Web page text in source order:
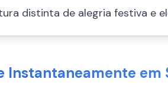
distinta de alegria festiva e
Instantaneamente em